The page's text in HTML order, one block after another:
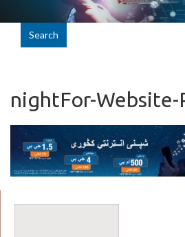
Search
nightFor-Website-